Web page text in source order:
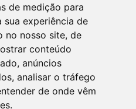
de medição para
sua experiência de
no nosso site, de
conteúdo
anúncios
analisar o tráfego
de onde vêm